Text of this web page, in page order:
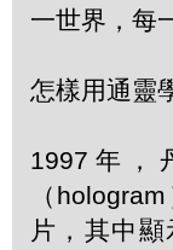
一世界，每
怎樣用通靈
1997年，
（
片，其中